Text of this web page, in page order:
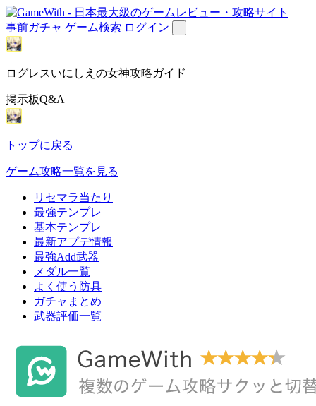
事前ガチャ ゲーム検索 ログイン
ログレスいにしえの女神攻略ガイド
掲示板Q&A
トップに戻る
ゲーム攻略一覧を見る
リセマラ当たり
最強テンプレ
基本テンプレ
最新アプデ情報
最強Add武器
メダル一覧
よく使う防具
ガチャまとめ
武器評価一覧